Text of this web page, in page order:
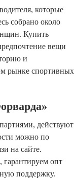
которые
собрано около
Купить
вещи
и
рынке спортивных
действуют
можно по
на сайте.
гарантируем опт
поддержку.